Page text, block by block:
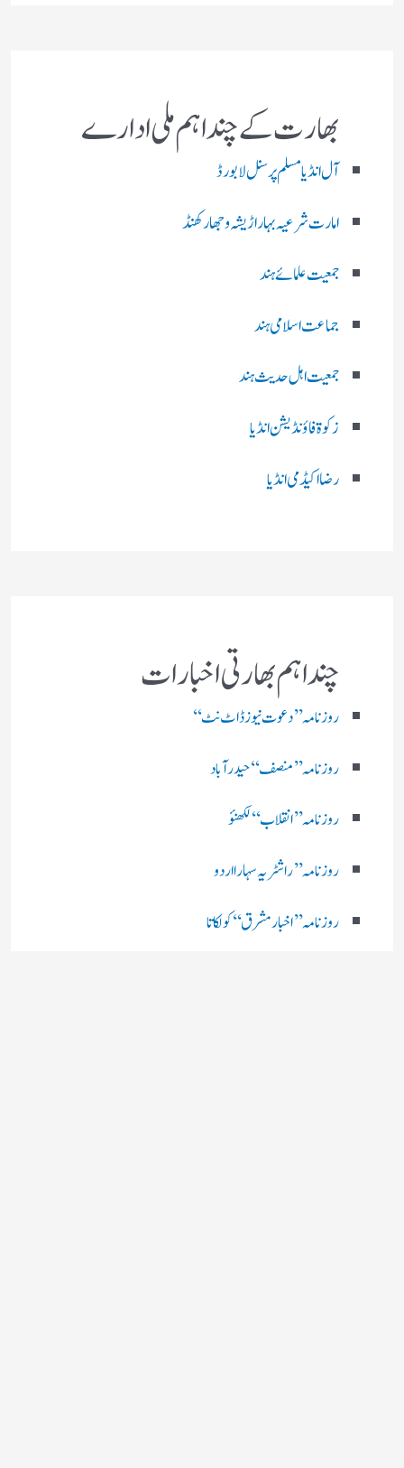
بھارت کے چند اہم ملی ادارے
آل انڈیا مسلم پرسنل لا بورڈ
امارت شرعیہ بہار اڑیشہ و جھارکھنڈ
جمعیت علمائے ہند
جماعت اسلامی ہند
جمعیت اہل حدیث ہند
زکوۃ فاؤنڈیشن انڈیا
رضا اکیڈمی انڈیا
چند اہم بھارتی اخبارات
روز نامہ ’’ دعوت نیوز ڈاٹ نٹ‘‘
روزنامہ ’’ منصف‘‘ حیدر آباد
روزنامہ ’’ انقلاب‘‘ لکھنؤ
روز نامہ ’’راشٹریہ سہارا اردو
روزنامہ ’’اخبارمشرق‘‘ کولکاتا